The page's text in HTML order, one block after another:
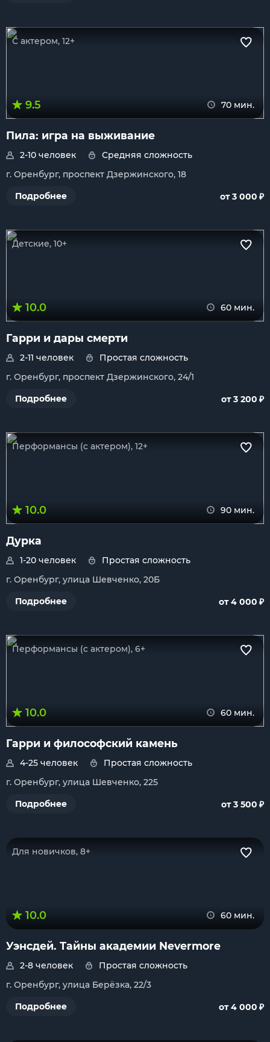
С актером, 12+
9.5 70 мин.
Пила: игра на выживание
2-10 человек
Средняя сложность
г. Оренбург, проспект Дзержинского, 18
Подробнее
от 3 000 ₽
Детские, 10+
10.0 60 мин.
Гарри и дары смерти
2-11 человек
Простая сложность
г. Оренбург, проспект Дзержинского, 24/1
Подробнее
от 3 200 ₽
Перформансы (с актером), 12+
10.0 90 мин.
Дурка
1-20 человек
Простая сложность
г. Оренбург, улица Шевченко, 20Б
Подробнее
от 4 000 ₽
Перформансы (с актером), 6+
10.0 60 мин.
Гарри и философский камень
4-25 человек
Простая сложность
г. Оренбург, улица Шевченко, 225
Подробнее
от 3 500 ₽
Для новичков, 8+
10.0 60 мин.
Уэнсдей. Тайны академии Nevermore
2-8 человек
Простая сложность
г. Оренбург, улица Берёзка, 22/3
Подробнее
от 4 000 ₽